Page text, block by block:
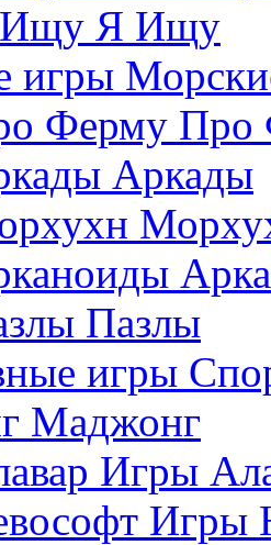
Я Ищу
Про
Аркады
Пазлы
Маджонг
Игры
Игры